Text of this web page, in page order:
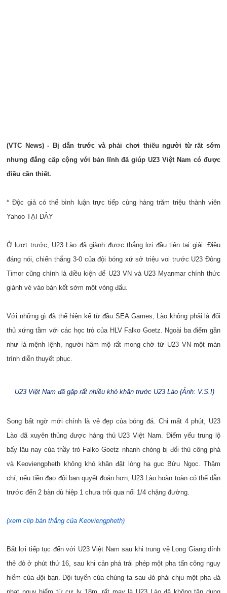
(VTC News) - Bị dẫn trước và phải chơi thiếu người từ rất sớm
nhưng đẳng cấp cộng với bản lĩnh đã giúp U23 Việt Nam có được
điều cần thiết.
* Độc giả có thể bình luận trực tiếp cùng hàng trăm triệu thành viên
Yahoo TẠI ĐÂY
Ở lượt trước, U23 Lào đã giành được thắng lợi đầu tiên tại giải. Điều
đáng nói, chiến thắng 3-0 của đội bóng xứ sở triệu voi trước U23 Đông
Timor cũng chính là điều kiện để U23 VN và U23 Myanmar chính thức
giành vé vào bán kết sớm một vòng đấu.
Với những gì đã thể hiện kể từ đầu SEA Games, Lào không phải là đối
thủ xứng tầm với các học trò của HLV Falko Goetz. Ngoài ba điểm gần
như là mệnh lệnh, người hâm mộ rất mong chờ từ U23 VN một màn
trình diễn thuyết phục.
U23 Việt Nam đã gặp rất nhiều khó khăn trước U23 Lào (Ảnh: V.S.I)
Song bất ngờ mới chính là vẻ đẹp của bóng đá. Chỉ mất 4 phút, U23
Lào đã xuyên thủng được hàng thủ U23 Việt Nam. Điểm yếu trung lộ
bấy lâu nay của thầy trò Falko Goetz nhanh chóng bị đối thủ công phá
và Keoviengpheth không khó khăn đặt lòng hạ gục Bửu Ngọc. Thậm
chí, nếu tiền đạo đội bạn quyết đoán hơn, U23 Lào hoàn toàn có thể dẫn
trước đến 2 bàn dù hiệp 1 chưa trôi qua nổi 1/4 chặng đường.
(xem clip bàn thắng của Keoviengpheth)
Bất lợi tiếp tục đến với U23 Việt Nam sau khi trung vệ Long Giang dính
thẻ đỏ ở phút thứ 16, sau khi cản phá trái phép một pha tấn công nguy
hiểm của đội bạn. Đội tuyển của chúng ta sau đó phải chịu một pha đá